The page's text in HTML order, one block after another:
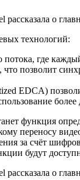
технологий:
где
позволит
EDCA)
функция
переносу
за счёт
будут